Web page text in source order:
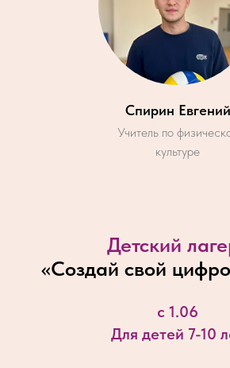
Спирин Евгений
Учитель по
культуре
Детский
«Создай свой
с 1.06
Для детей 7-10